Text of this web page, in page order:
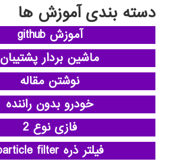
دسته بندی آموزش ها
آموزش github
ماشین بردار پشتیبان
نوشتن مقاله
خودرو بدون راننده
فازی نوع 2
فیلتر ذره particle filter